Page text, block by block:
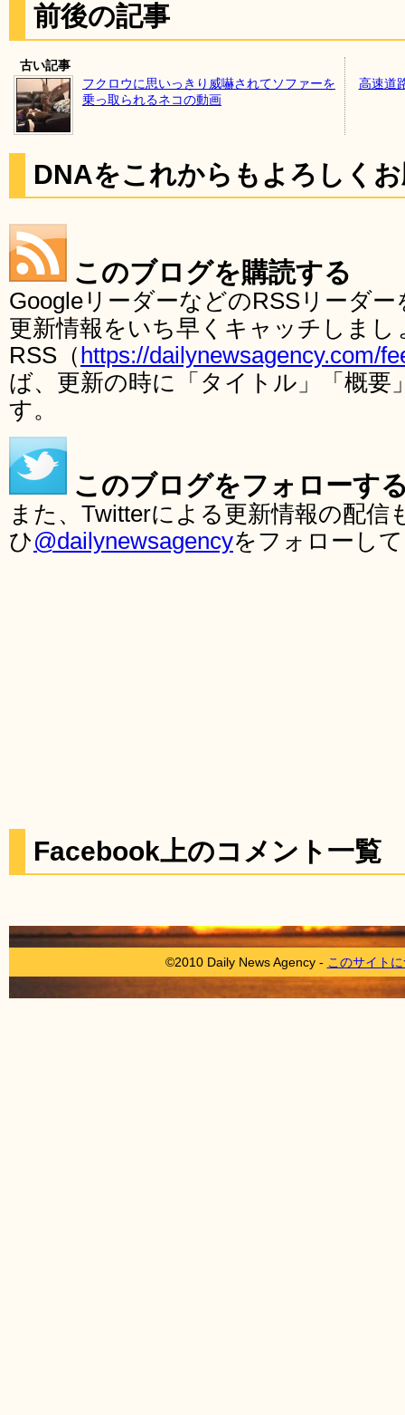
前後の記事
古い記事
フクロウに思いっきり威嚇されてソファーを
乗っ取られるネコの動画
高速道
DNAをこれからもよろしく
このブログを購読する
GoogleリーダーなどのRSSリーダ
更新情報をいち早くキャッチしま
RSS（ https://dailynewsagency.com/
ば、更新の時に「タイトル」「概要
す。
このブログをフォローす
また、Twitterによる更新情報の配
ひ@dailynewsagencyをフォローし
Facebook上のコメント一覧
©2010 Daily News Agency - このサイト